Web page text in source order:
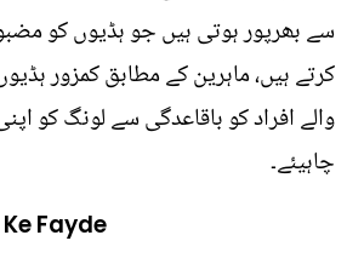
سے بھرپور ہوتی ہیں جو ہڈیوں کو
کرتے ہیں، ماہرین کے مطابق کمزور
والے افراد کو باقاعدگی سے لونگ کو
چاہیئے۔
Fayde